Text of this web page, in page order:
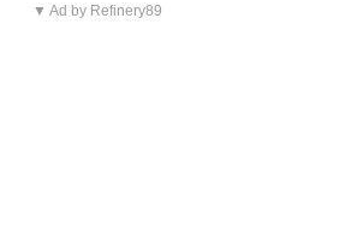
▼ Ad by Refinery89